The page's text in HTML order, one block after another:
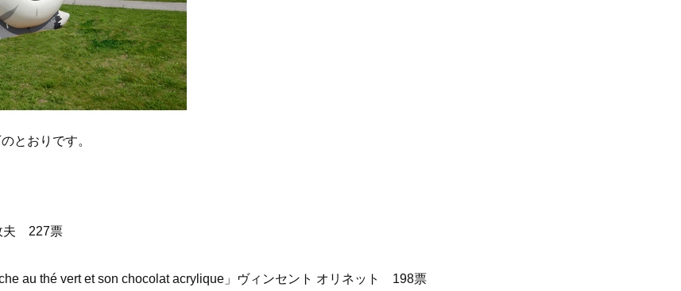
とおりです。
夫 227票
au thé vert et son chocolat acrylique」ヴィンセント オリネット 198票